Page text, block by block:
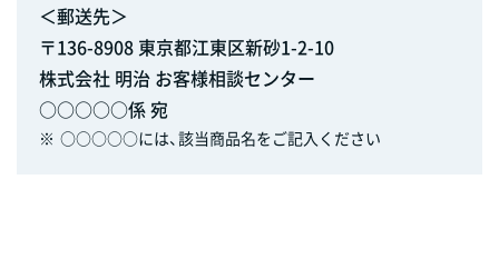
＜郵送先＞
〒136-8908 東京都江東区新砂1-2-10
株式会社 明治 お客様相談センター
○○○○○係 宛
※ ○○○○○には、該当商品名をご記入ください